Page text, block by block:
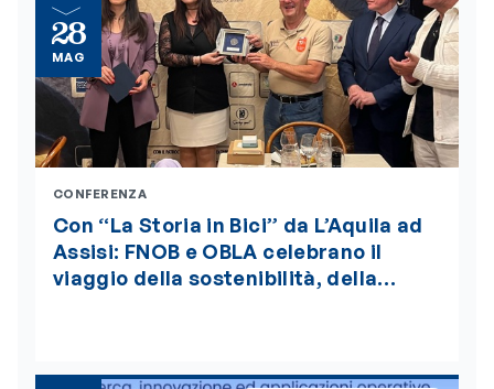
28
MAG
CONFERENZA
Con “La Storia in Bici” da L’Aquila ad
Assisi: FNOB e OBLA celebrano il
viaggio della sostenibilità, della